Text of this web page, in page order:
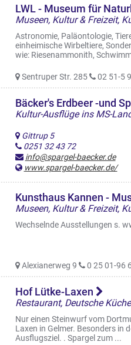
Museen, Kultur & Freizeit,
Astronomie, Paläontologie,
einheimische Wirbeltiere,
wie: Riesenammonith,
Sentruper Str. 285 02 51-5
Bäcker's Erdbeer -und
Kultur-Ausflüge ins MS-
Gittrup 5
0251 32 43 72
info@spargel-baecker.de
www.spargel-baecker.de/
Museen, Kultur & Freizeit,
Wechselnde Ausstellungen s.
Alexianerweg 9 0 25 01-96
Hof Lütke-Laxen
Restaurant, Deutsche
Nur einen Steinwurf vom
Laxen in Gelmer. Besonders in
Ausflugsziel. . Spargel zum ...